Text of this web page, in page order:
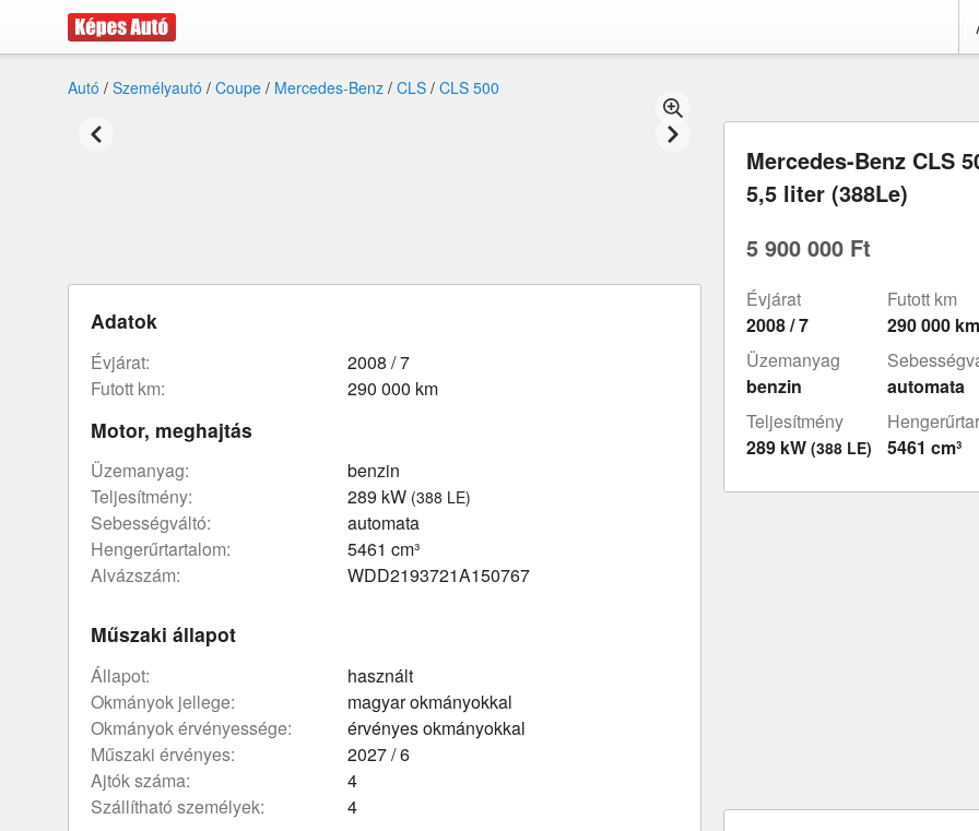
Autó / Személyautó / Coupe / Mercedes-Benz / CLS / CLS 500
Mercedes-Benz CLS
5,5 liter (388Le)
5 900 000 Ft
Évjárat
2008 / 7
Futott km
290 000 km
Üzemanyag
benzin
automata
Teljesítmény
289 kW (388 LE)
5461 cm³
Adatok
évjárat:
2008 / 7
futott km:
290 000 km
Motor, meghajtás
üzemanyag:
benzin
teljesítmény:
289 kW (388 LE)
sebességváltó:
automata
hengerűrtartalom:
5461 cm³
Alvázszám:
WDD2193721A150767
Műszaki állapot
állapot:
használt
okmányok jellege:
magyar okmányokkal
okmányok érvényessége:
érvényes okmányokkal
műszaki érvényes:
2027 / 6
ajtók száma:
4
szállítható személyek:
4